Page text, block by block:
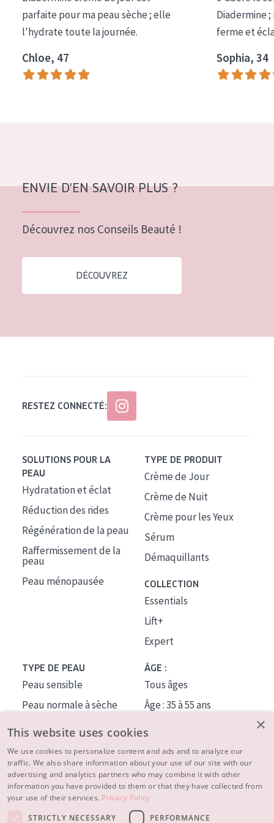
COLLECTION
Essentials
Lift+
Expert
Peau mixte ou grasse
Peau mature
Peau ménopausée
Âge : 55+
parfaite pour ma peau sèche ; elle
l'hydrate toute la journée.
Chloe, 47
Diadermine
ferme et
Sophia, 34
ENVIE D'EN SAVOIR PLUS ?
Découvrez nos Conseils Beauté !
DÉCOUVREZ
RESTEZ CONNECTÉ:
SOLUTIONS POUR LA
PEAU
Hydratation et éclat
Réduction des rides
Régénération de la peau
Raffermissement de la
peau
Peau ménopausée
TYPE DE PRODUIT
Crème de Jour
Crème de Nuit
Crème pour les Yeux
Sérum
Démaquillants
COLLECTION
Essentials
Lift+
Expert
TYPE DE PEAU
Peau sensible
Peau normale à sèche
Peau mixte ou grasse
Peau mature
Peau ménopausée
ÂGE :
Tous âges
Âge : 35 à 55 ans
À PROPOS
CONSEILS BEAUTÉ
×
This website uses cookies
We use cookies to personalize content and ads and to analyze our
traffic. We also share information about your use of our site with our
advertising and analytics partners who may combine it with other
information you have provided to them or that they have collected from
your use of their services. Privacy Policy
STRICTLY NECESSARY
PERFORMANCE